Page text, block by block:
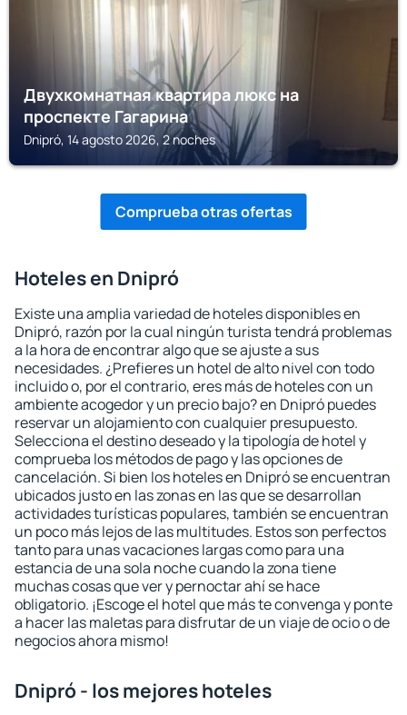
Двухкомнатная квартира люкс на
проспекте Гагарина
Dnipró, 14 agosto 2026, 2 noches
Comprueba otras ofertas
Hoteles en Dnipró
Existe una amplia variedad de hoteles disponibles en
Dnipró, razón por la cual ningún turista tendrá problemas
a la hora de encontrar algo que se ajuste a sus
necesidades. ¿Prefieres un hotel de alto nivel con todo
incluido o, por el contrario, eres más de hoteles con un
ambiente acogedor y un precio bajo? en Dnipró puedes
reservar un alojamiento con cualquier presupuesto.
Selecciona el destino deseado y la tipología de hotel y
comprueba los métodos de pago y las opciones de
cancelación. Si bien los hoteles en Dnipró se encuentran
ubicados justo en las zonas en las que se desarrollan
actividades turísticas populares, también se encuentran
un poco más lejos de las multitudes. Estos son perfectos
tanto para unas vacaciones largas como para una
estancia de una sola noche cuando la zona tiene
muchas cosas que ver y pernoctar ahí se hace
obligatorio. ¡Escoge el hotel que más te convenga y ponte
a hacer las maletas para disfrutar de un viaje de ocio o de
negocios ahora mismo!
Dnipró - los mejores hoteles